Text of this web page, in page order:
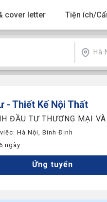
cover letter Tiện ích/
Hà
- Thiết Kế Nội Thất
ĐẦU TƯ THƯƠNG MẠI
Hà Nội, Bình Định
ngày
Ứng tuyển